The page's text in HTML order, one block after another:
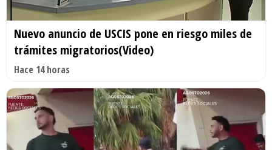
Nuevo anuncio de USCIS pone en riesgo miles de
trámites migratorios(Video)
Hace 14 horas